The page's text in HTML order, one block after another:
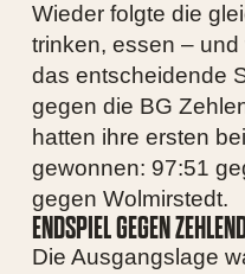
Wieder folgte die
trinken, essen – und
das entscheidende
gegen die BG
hatten ihre ersten
gewonnen: 97:51
gegen Wolmirstedt.
ENDSPIEL GEGEN
Die Ausgangslage